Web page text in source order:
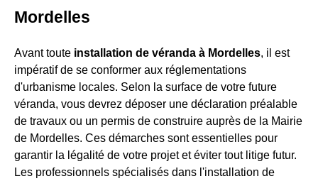
Mordelles
Avant toute installation de véranda à Mordelles, il est
impératif de se conformer aux réglementations
d'urbanisme locales. Selon la surface de votre future
véranda, vous devrez déposer une déclaration préalable
de travaux ou un permis de construire auprès de la Mairie
de Mordelles. Ces démarches sont essentielles pour
garantir la légalité de votre projet et éviter tout litige futur.
Les professionnels spécialisés dans l'installation de